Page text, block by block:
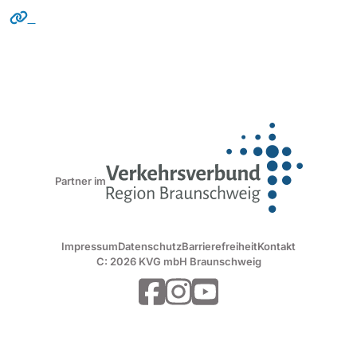
ImpressumDatenschutzBarrierefreiheitKontakt
Partner im
C: 2026 KVG mbH Braunschweig